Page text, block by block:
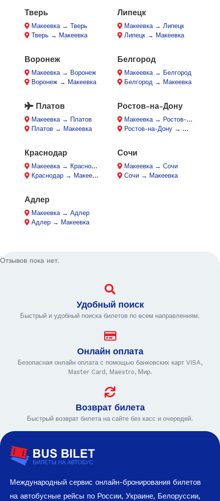
Тверь
Макеевка → Тверь
Тверь → Макеевка
Липецк
Макеевка → Липецк
Липецк → Макеевка
Воронеж
Макеевка → Воронеж
Воронеж → Макеевка
Белгород
Макеевка → Белгород
Белгород → Макеевка
Платов
Макеевка → Платов
Платов → Макеевка
Ростов-на-Дону
Макеевка → Ростов-на-Дону
Ростов-на-Дону → Макеевка
Краснодар
Макеевка → Краснодар
Краснодар → Макеевка
Сочи
Макеевка → Сочи
Сочи → Макеевка
Адлер
Макеевка → Адлер
Адлер → Макеевка
Отзывов пока нет.
Удобный поиск
Быстрый и удобный поиска билетов по всем направлениям.
Онлайн оплата
Безопасная онлайн оплата с помощью банковских карт VISA,
Master Card, Maestro, Мир.
Возврат билета
Быстрый возврат билета на сайте без касс и очередей.
Международный сервис онлайн-бронирования билетов
на автобусные рейсы по России, Украине, Белоруссии,